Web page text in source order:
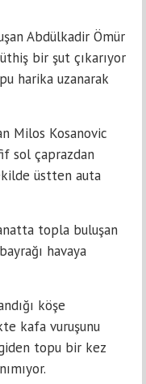
Abdülkadir Ömür
bir şut çıkarıyor
harika uzanarak
Milos Kosanovic
sol çaprazdan
üstten auta
topla buluşan
havaya
köşe
kafa vuruşunu
topu bir kez